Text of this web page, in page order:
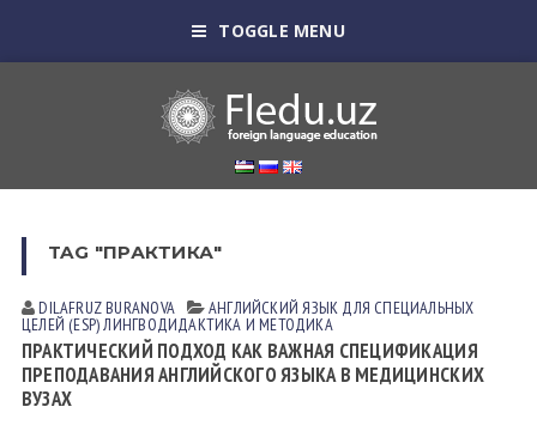
TOGGLE MENU
TAG "ПРАКТИКА"
DILAFRUZ BURANOVA АНГЛИЙСКИЙ ЯЗЫК ДЛЯ СПЕЦИАЛЬНЫХ
ЦЕЛЕЙ (ESP)ЛИНГВОДИДАКТИКА И МЕТОДИКА
ПРАКТИЧЕСКИЙ ПОДХОД КАК ВАЖНАЯ СПЕЦИФИКАЦИЯ
ПРЕПОДАВАНИЯ АНГЛИЙСКОГО ЯЗЫКА В МЕДИЦИНСКИХ
ВУЗАХ